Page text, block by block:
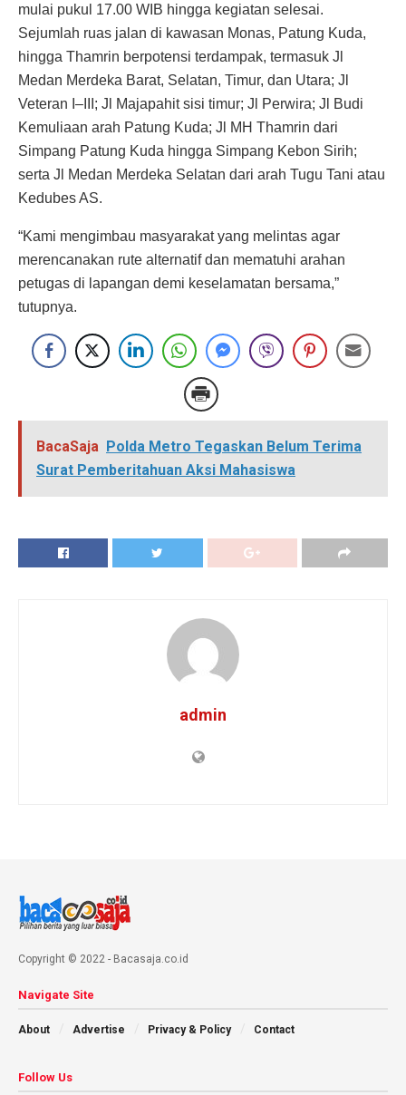
mulai pukul 17.00 WIB hingga kegiatan selesai.
Sejumlah ruas jalan di kawasan Monas, Patung Kuda,
hingga Thamrin berpotensi terdampak, termasuk Jl
Medan Merdeka Barat, Selatan, Timur, dan Utara; Jl
Veteran I–III; Jl Majapahit sisi timur; Jl Perwira; Jl Budi
Kemuliaan arah Patung Kuda; Jl MH Thamrin dari
Simpang Patung Kuda hingga Simpang Kebon Sirih;
serta Jl Medan Merdeka Selatan dari arah Tugu Tani atau
Kedubes AS.
“Kami mengimbau masyarakat yang melintas agar
merencanakan rute alternatif dan mematuhi arahan
petugas di lapangan demi keselamatan bersama,”
tutupnya.
BacaSaja Polda Metro Tegaskan Belum Terima
Surat Pemberitahuan Aksi Mahasiswa
admin
Copyright © 2022 - Bacasaja.co.id
Navigate Site
About Advertise Privacy & Policy Contact
Follow Us